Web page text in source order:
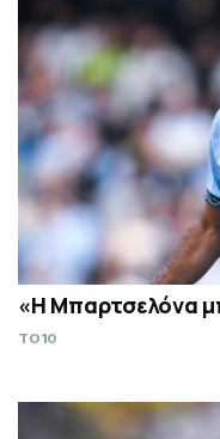
«Η Μπαρτσελόνα
TO10